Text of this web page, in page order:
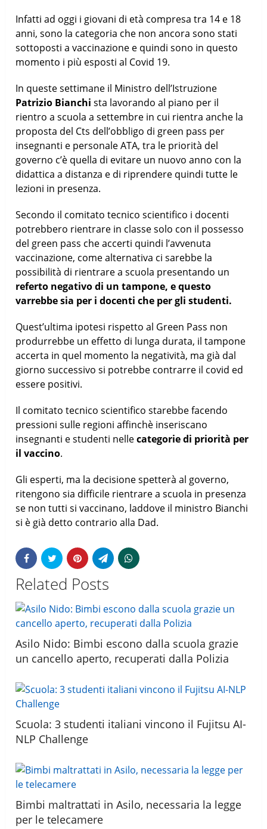
Infatti ad oggi i giovani di età compresa tra 14 e 18
anni, sono la categoria che non ancora sono stati
sottoposti a vaccinazione e quindi sono in questo
momento i più esposti al Covid 19.
In queste settimane il Ministro dell’Istruzione
Patrizio Bianchi sta lavorando al piano per il
rientro a scuola a settembre in cui rientra anche la
proposta del Cts dell’obbligo di green pass per
insegnanti e personale ATA, tra le priorità del
governo c’è quella di evitare un nuovo anno con la
didattica a distanza e di riprendere quindi tutte le
lezioni in presenza.
Secondo il comitato tecnico scientifico i docenti
potrebbero rientrare in classe solo con il possesso
del green pass che accerti quindi l’avvenuta
vaccinazione, come alternativa ci sarebbe la
possibilità di rientrare a scuola presentando un
referto negativo di un tampone, e questo
varrebbe sia per i docenti che per gli studenti.
Quest’ultima ipotesi rispetto al Green Pass non
produrrebbe un effetto di lunga durata, il tampone
accerta in quel momento la negatività, ma già dal
giorno successivo si potrebbe contrarre il covid ed
essere positivi.
Il comitato tecnico scientifico starebbe facendo
pressioni sulle regioni affinchè inseriscano
insegnanti e studenti nellecategorie di priorità per
il vaccino.
Gli esperti, ma la decisione spetterà al governo,
ritengono sia difficile rientrare a scuola in presenza
se non tutti si vaccinano, laddove il ministro Bianchi
si è già detto contrario alla Dad.
Related Posts
Asilo Nido: Bimbi escono dalla scuola grazie
un cancello aperto, recuperati dalla Polizia
Scuola: 3 studenti italiani vincono il Fujitsu AI-
NLP Challenge
Bimbi maltrattati in Asilo, necessaria la legge
per le telecamere